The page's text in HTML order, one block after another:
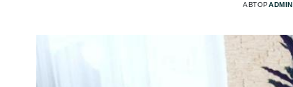
АВТОРADMIN